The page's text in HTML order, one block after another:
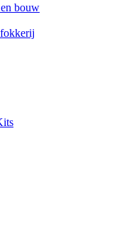
bouw